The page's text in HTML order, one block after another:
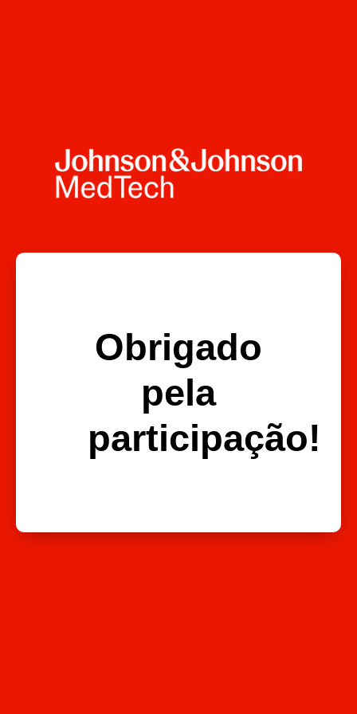
Obrigado
pela
participação!